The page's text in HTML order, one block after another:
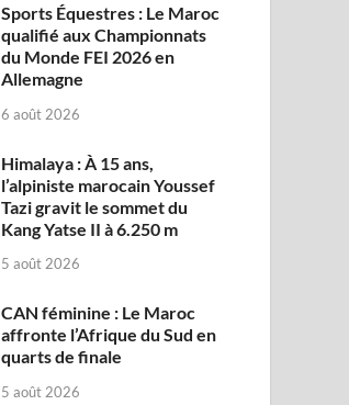
Sports Équestres : Le Maroc
qualifié aux Championnats
du Monde FEI 2026 en
Allemagne
6 août 2026
Himalaya : À 15 ans,
l’alpiniste marocain Youssef
Tazi gravit le sommet du
Kang Yatse II à 6.250 m
5 août 2026
CAN féminine : Le Maroc
affronte l’Afrique du Sud en
quarts de finale
5 août 2026